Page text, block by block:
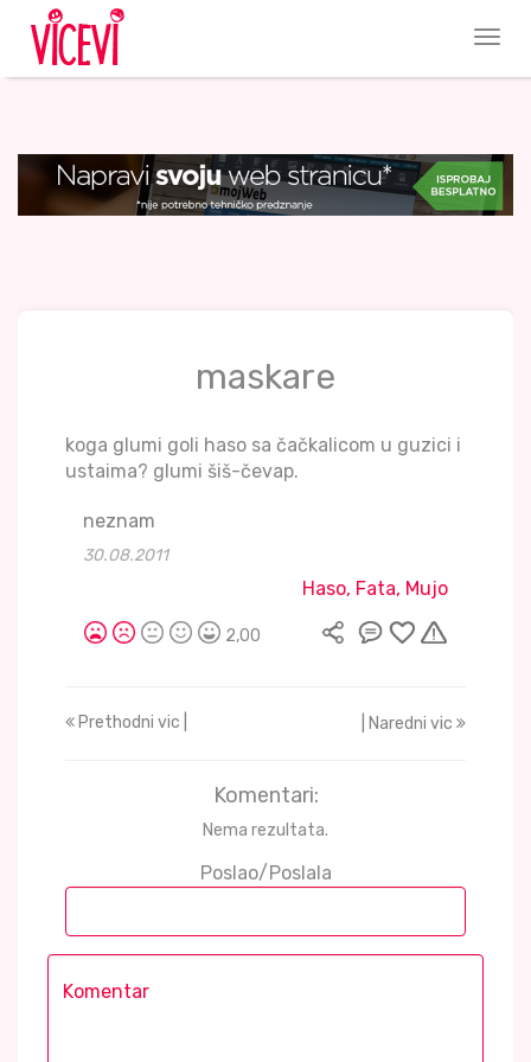
maskare
koga glumi goli haso sa čačkalicom u guzici i
ustaima? glumi šiš-čevap.
neznam
30.08.2011
Haso, Fata, Mujo
2,00
Prethodni vic | | Naredni vic
Komentari:
Nema rezultata.
Poslao/Poslala